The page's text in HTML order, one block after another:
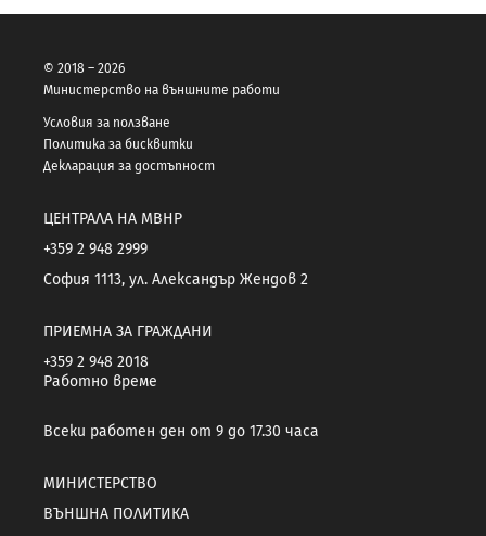
© 2018 – 2026
Министерство на външните работи
Условия за ползване
Политика за бисквитки
Декларация за достъпност
ЦЕНТРАЛА НА МВНР
+359 2 948 2999
София 1113, ул. Александър Жендов 2
ПРИЕМНА ЗА ГРАЖДАНИ
+359 2 948 2018
Работно време
Всеки работен ден от 9 до 17.30 часа
МИНИСТЕРСТВО
ВЪНШНА ПОЛИТИКА